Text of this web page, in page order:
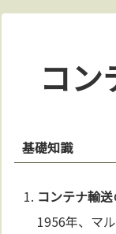
コン
基礎知識
コンテナ輸
1956年、マ